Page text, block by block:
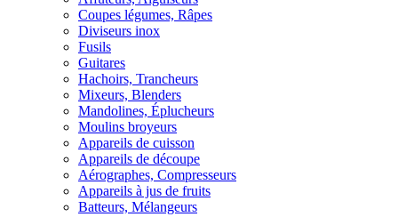
Coupes légumes, Râpes
Diviseurs inox
Fusils
Guitares
Hachoirs, Trancheurs
Mixeurs, Blenders
Mandolines, Éplucheurs
Moulins broyeurs
Appareils de cuisson
Appareils de découpe
Aérographes, Compresseurs
Appareils à jus de fruits
Batteurs, Mélangeurs